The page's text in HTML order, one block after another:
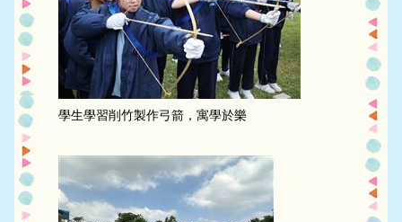
學生學習削竹製作弓箭，寓學於樂